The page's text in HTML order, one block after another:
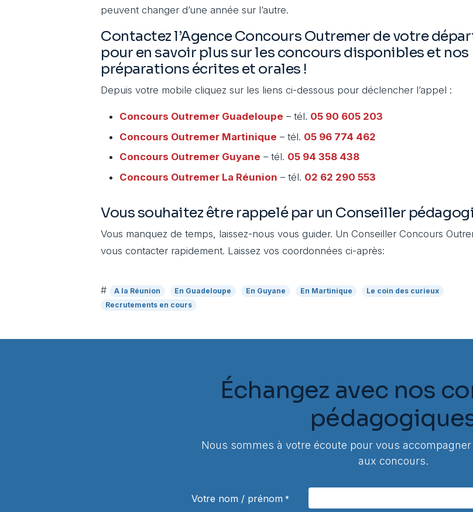
peuvent changer d’une année sur l’autre.
Contactez l’Agence Concours Outremer de votre
pour en savoir plus sur les concours disponibles et nos
préparations écrites et orales !
Depuis votre mobile cliquez sur les liens ci-dessous pour déclencher l’appel :
Concours Outremer Guadeloupe – tél. 05 90 605 203
Concours Outremer Martinique – tél. 05 96 774 462
Concours Outremer Guyane – tél. 05 94 358 438
Concours Outremer La Réunion – tél. 02 62 290 553
Vous souhaitez être rappelé par un Conseiller
Vous manquez de temps, laissez-nous vous guider. Un Conseiller Concours
vous contacter rapidement. Laissez vos coordonnées ci-après:
# A la Réunion En Guadeloupe En Guyane En Martinique
Le coin des curieux
Recrutements en cours
Échangez avec nos
Nous sommes à votre écoute pour vous
aux concours.
Votre nom / prénom *